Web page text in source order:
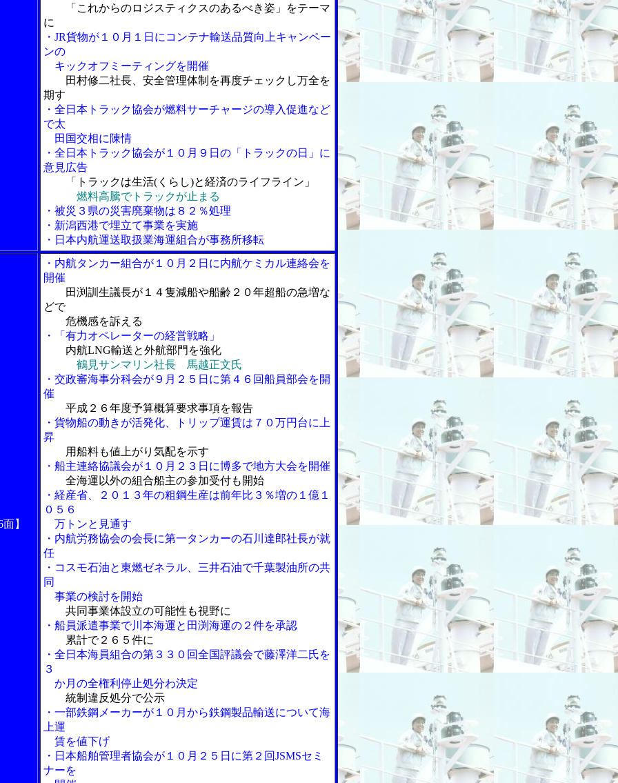
「これからのロジスティクスのあるべき姿」をテーマ
に
・JR貨物が１０月１日にコンテナ輸送品質向上キャンペー
ンの
キックオフミーティングを開催
田村修二社長、安全管理体制を再度チェックし万全を
期す
・全日本トラック協会が燃料サーチャージの導入促進など
で太
田国交相に陳情
・全日本トラック協会が１０月９日の「トラックの日」に
意見広告
「トラックは生活(くらし)と経済のライフライン」
燃料高騰でトラックが止まる
・被災３県の災害廃棄物は８２％処理
・新潟西港で埋立て事業を実施
・日本内航運送取扱業海運組合が事務所移転
】
・内航タンカー組合が１０月２日に内航ケミカル連絡会を
開催
田渕訓生議長が１４隻減船や船齢２０年超船の急増な
どで
危機感を訴える
・「有力オペレーターの経営戦略」
内航LNG輸送と外航部門を強化
鶴見サンマリン社長 馬越正文氏
・交政審海事分科会が９月２５日に第４６回船員部会を開
催
平成２６年度予算概算要求事項を報告
・貨物船の動きが活発化、トリップ運賃は７０万円台に上
昇
用船料も値上がり気配を示す
・船主連絡協議会が１０月２３日に博多で地方大会を開催
全海運以外の組合船主の参加受付も開始
・経産省、２０１３年の粗鋼生産は前年比３％増の１億１
０５６
万トンと見通す
・内航労務協会の会長に第一タンカーの石川達郎社長が就
任
・コスモ石油と東燃ゼネラル、三井石油で千葉製油所の共
同
事業の検討を開始
共同事業体設立の可能性も視野に
・船員派遣事業で川本海運と田渕海運の２件を承認
累計で２６５件に
・全日本海員組合の第３３０回全国評議会で藤澤洋二氏を
３
か月の全権利停止処分わ決定
統制違反処分で公示
・一部鉄鋼メーカーが１０月から鉄鋼製品輸送について海
上運
賃を値下げ
・日本船舶管理者協会が１０月２５日に第２回JSMSセミ
ナーを